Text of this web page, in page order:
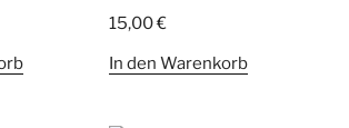
15,00€
In den Warenkorb